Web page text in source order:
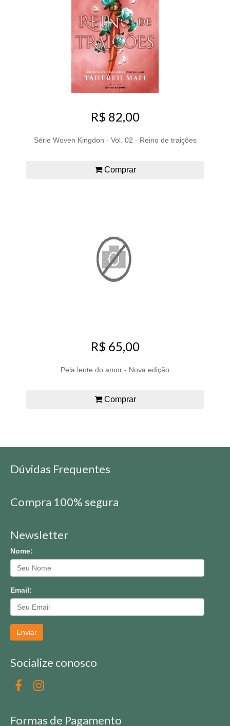
R$ 82,00
Série Woven Kingdon - Vol. 02 - Reino de traições
Comprar
R$ 65,00
Pela lente do amor - Nova edição
Comprar
Dúvidas Frequentes
Compra 100% segura
Newsletter
Nome:
Email:
Enviar
Socialize conosco
Formas de Pagamento